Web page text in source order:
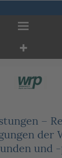
–
der
und